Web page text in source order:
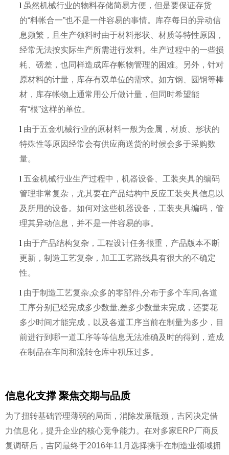
l 虽然机械行业的物料存储简易方便，但是要保证存货
的“料帐合一”也不是一件容易的事情。库存每日的异动信
息频繁，且生产领料时由于材料形状、材质等特性原因，
经常无法按实际生产所需进行发料。生产过程中的一些损
耗、磅差，也同样造成库存帐物管理的困难。另外，针对
原材料的计量，库存有双单位的需求。如方钢、圆钢等棒
材，库存帐物上通常用公斤做计量，但同时希望能
有“根”这样的单位。
l 由于五金机械行业的原材料一般为金属，材质、形状的
特殊性等原因经常会有供应商送货的时候会多于采购数
量。
l 五金机械行业生产过程中，机器设备、工装夹具的编码
管理非常复杂，尤其要在产品结构中反应工装夹具信息以
及所用的设备。如何对这些机器设备，工装夹具编码，管
理其异动信息，并不是一件容易的事。
l 由于产品结构复杂，工程设计任务很重，产品版本不断
更新，制造工艺复杂，加工工艺路线具有很大的不确定
性。
l 由于制造工艺复杂,众多的零部件,分布于多个车间,各道
工序分别已经完成多少数量,差多少数量未完成，还要花
多少时间才能完成，以及各道工序当前在制量为多少，目
前进行到哪一道工序等等信息无法准确及时的得到，造成
在制品在车间和流转仓库中积压过多。
信息化支撑 聚焦交期与品质
为了扭转基础管理薄弱的局面，消除发展瓶颈，吉冈决定借
力信息化，提升企业的核心竞争能力。在对多家ERP厂商反
复调研后，吉冈最终于2016年11月选择携手在制造业领域拥